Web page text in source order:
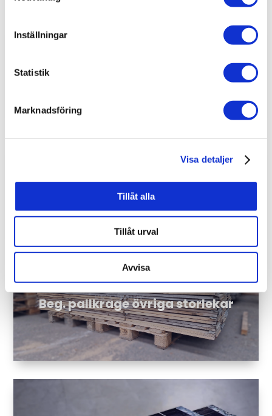
Inställningar
Statistik
Marknadsföring
Visa detaljer
Tillåt alla
Tillåt urval
Avvisa
Beg. pallkrage 1200×800 mm
Beg. pallkrage 600×800 mm
Beg. pallkrage övriga storlekar